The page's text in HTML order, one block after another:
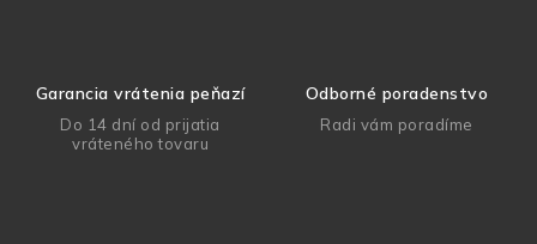
Garancia vrátenia peňazí
Do 14 dní od prijatia
vráteného tovaru
Odborné poradenstvo
Radi vám poradíme